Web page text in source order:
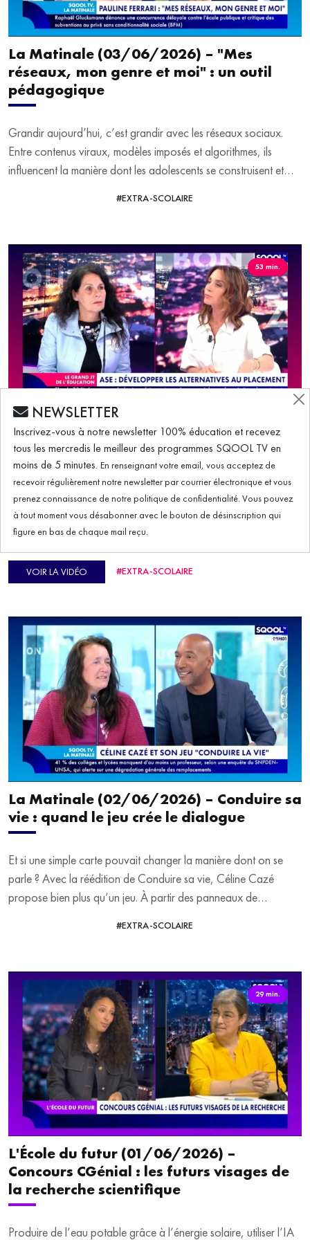
cathédrale de Notre-Dame. Une aventure pleine d'humour et
d'émotions, qui aborde la tolérance, l'exclusion, la solidarité,
mais aussi notre rapport aux animaux qui partagent ce
quotidien.
La Matinale (03/06/2026) – "Mes
réseaux, mon genre et moi" : un outil
pédagogique
Grandir aujourd’hui, c’est grandir avec les réseaux sociaux.
Entre contenus viraux, modèles imposés et algorithmes, ils
influencent la manière dont les adolescents se construisent et
stéréotypes de genre, mais aussi montée des discours
masculinistes : comment aider les jeunes à garder un regard
critique sur ce qu’ils voient en ligne ? On en parle avec Pauline
Ferrari, journaliste et spécialiste des cultures web.
#EXTRA-SCOLAIRE
53 min.
Le Grand JT de l'Éducation
(02/06/2026) – Développer les
alternatives au placement
Alors qu’un projet de loi sur la protection de l’enfance est
actuellement sur la table, nous nous intéressons à une
expérimentation menée dans le département du Var. Son
objectif : réduire le recours aux placements lorsque cela est
possible, en développant d’autres formes d’accompagnement
départementale du Var.
En seconde partie, focus sur nos usages des réseaux sociaux et
sur la manière dont l’art peut nous aider à mieux comprendre les
transformations du monde numérique. À l’occasion de
l’exposition Moi et les autres à la Fondation Groupe EDF, nous
recevons son délégué général, Alexandre Perra.
VOIR LA VIDÉO #EXTRA-SCOLAIRE
27 min.
La Matinale (02/06/2026) – Conduire sa
vie : quand le jeu crée le dialogue
Et si une simple carte pouvait changer la manière dont on se
parle ? Avec la réédition de Conduire sa vie, Céline Cazé
propose bien plus qu’un jeu. À partir des panneaux de
en actions concrètes. Une manière ludique de reprendre le
volant de son quotidien. Pensé pour les familles et les différentes
générations, Conduire sa vie recrée un espace de dialogue où
l’on s’écoute, se découvre et se reconnecte. Nous en parlons
avec sa créatrice, Céline Cazé.
#EXTRA-SCOLAIRE
29 min.
L'École du futur (01/06/2026) –
Concours CGénial : les futurs visages de
la recherche scientifique
Produire de l’eau potable grâce à l’énergie solaire, utiliser l’IA
NEWSLETTER
Inscrivez-vous à notre newsletter 100% éducation et recevez
tous les mercredis le meilleur des programmes SQOOL TV en
moins de 5 minutes. En renseignant votre email, vous acceptez de
recevoir régulièrement notre newsletter par courrier électronique et vous
prenez connaissance de notre politique de confidentialité. Vous pouvez
à tout moment vous désabonner avec le bouton de désinscription qui
figure en bas de chaque mail reçu.